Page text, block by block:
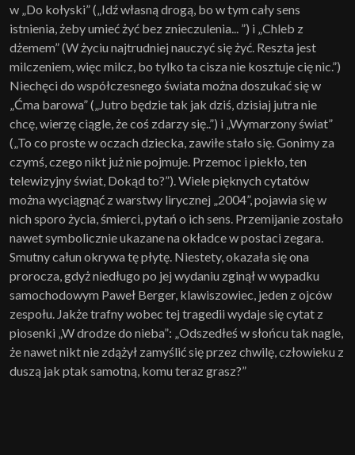
w „Do kołyski” („Idź własną drogą, bo w tym cały sens
istnienia, żeby umieć żyć bez znieczulenia... ”) i „Chleb z
dżemem” (W życiu najtrudniej nauczyć się żyć. Reszta jest
milczeniem, więc milcz, bo tylko ta cisza nie kosztuje cię nic.”)
Niechęci do współczesnego świata można doszukać się w
„Ćma barowa” („Jutro będzie tak jak dziś, dzisiaj jutra nie
chcę, wierzę ciągle, że coś zdarzy się..”) i „Wymarzony świat”
(„To co proste w oczach dziecka, zawiłe stało się. Gonimy za
czymś, czego nikt już nie pojmuje. Przemoc i piekło, ten
telewizyjny świat, Dokąd to?”). Wiele pięknych cytatów
można wyciągnąć z warstwy lirycznej „2004”, pojawia się w
nich sporo życia, śmierci, pytań o ich sens. Przemijanie zostało
nawet symbolicznie ukazane na okładce w postaci zegara.
Smutny całun okrywa tę płytę. Niestety, okazała się ona
prorocza, gdyż niedługo po jej wydaniu zginął w wypadku
samochodowym Paweł Berger, klawiszowiec, jeden z ojców
zespołu. Jakże trafny wobec tej tragedii wydaje się cytat z
piosenki „W drodze do nieba”: „Odszedłeś w słońcu tak nagle,
że nawet nikt nie zdążył zamyślić się przez chwilę, człowieku z
duszą jak ptak samotną, komu teraz grasz?”